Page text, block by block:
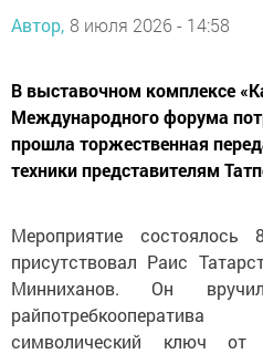
Автор, 8 июля 2026 - 14:58
В выставочном комплексе
Международного форума
прошла торжественная
техники представителям
Мероприятие
присутствовал Раис
Минниханов. Он
символический ключ